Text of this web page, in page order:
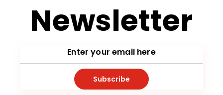
Newsletter
Subscribe